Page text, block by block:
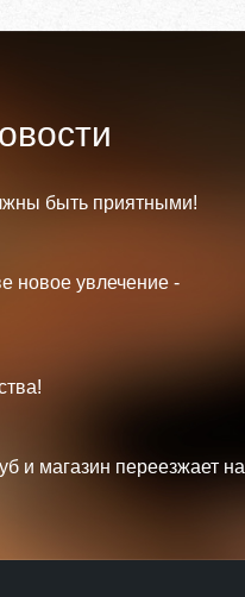
быть приятными!
новое увлечение -
и магазин переезжает на